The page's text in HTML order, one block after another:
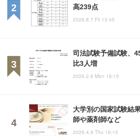
高239点
2026.8.7 Fri 13:45
司法試験予備試験、
比3人増
2026.2.9 Mon 18:15
大学別の国家試験結
師や薬剤師など
2026.4.9 Thu 16:15